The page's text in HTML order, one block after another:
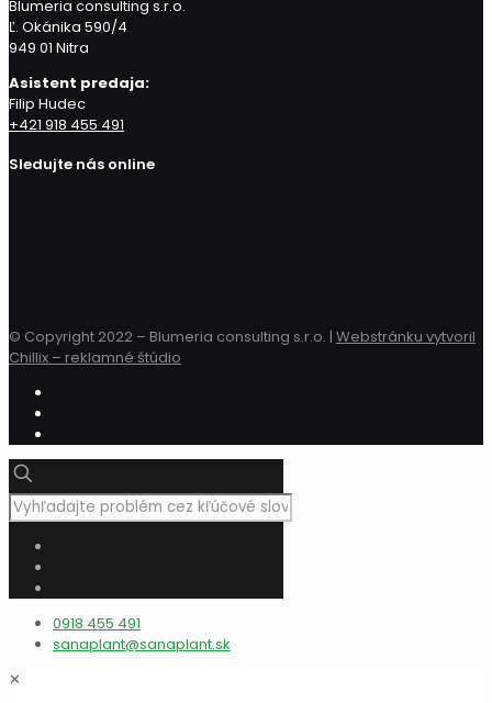
Blumeria consulting s.r.o.
Ľ. Okánika 590/4
949 01 Nitra
Asistent predaja:
Filip Hudec
+421 918 455 491
Sledujte nás online
© Copyright 2022 – Blumeria consulting s.r.o. | Webstránku vytvoril
Chillix – reklamné štúdio
0918 455 491
sanaplant@sanaplant.sk
✕